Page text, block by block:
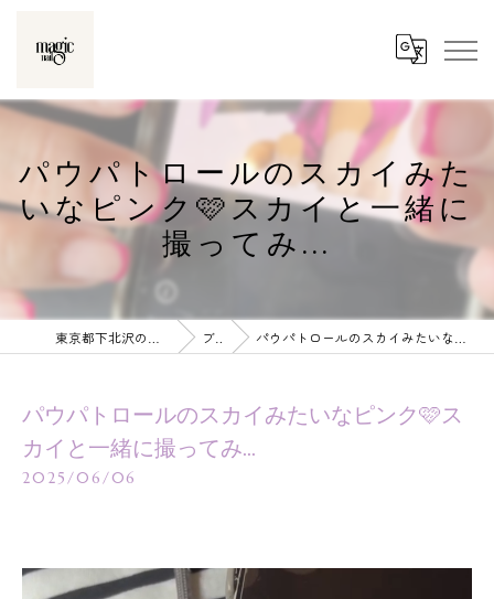
パウパトロールのスカイみた
いなピンク🩷スカイと一緒に
撮ってみ...
ブログ パウパトロールのスカイみたいなピンク🩷スカイと一緒に撮ってみ...
パウパトロールのスカイみたいなピンク🩷ス
カイと一緒に撮ってみ...
2025/06/06